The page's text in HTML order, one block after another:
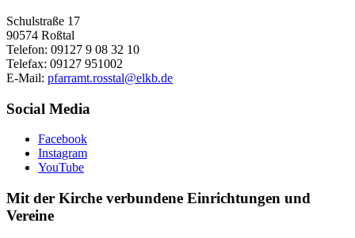
Schulstraße 17
90574 Roßtal
Telefon: 09127 9 08 32 10
Telefax: 09127 951002
E-Mail: pfarramt.rosstal@elkb.de
Social Media
Facebook
Instagram
YouTube
Mit der Kirche verbundene Einrichtungen und
Vereine